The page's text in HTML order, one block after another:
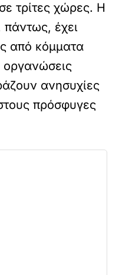
τρίτες χώρες. Η
πάντως, έχει
από κόμματα
οργανώσεις
ανησυχίες
πρόσφυγες